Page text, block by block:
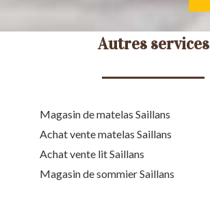
Autres services
Magasin de matelas Saillans
Achat vente matelas Saillans
Achat vente lit Saillans
Magasin de sommier Saillans